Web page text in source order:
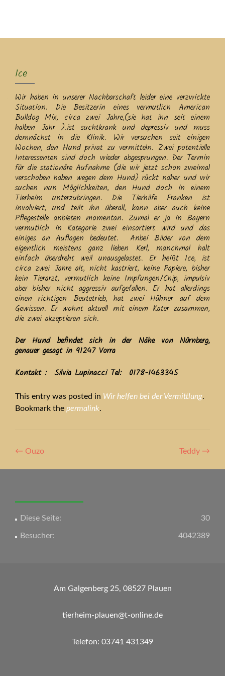
Ice
Wir haben in unserer Nachbarschaft leider eine verzwickte
Situation. Die Besitzerin eines vermutlich American
Bulldog Mix, circa zwei Jahre,(sie hat ihn seit einem
halben Jahr ).ist suchtkrank und depressiv und muss
demnächst in die Klinik. Wir versuchen seit einigen
Wochen, den Hund privat zu vermitteln. Zwei potentielle
Interessenten sind doch wieder abgesprungen. Der Termin
für die stationäre Aufnahme (die wir jetzt schon zweimal
verschoben haben wegen dem Hund) rückt näher und wir
suchen nun Möglichkeiten, den Hund doch in einem
Tierheim unterzubringen. Die Tierhilfe Franken ist
involviert, und teilt ihn überall, kann aber auch keine
Pflegestelle anbieten momentan. Zumal er ja in Bayern
vermutlich in Kategorie zwei einsortiert wird und das
einiges an Auflagen bedeutet. Anbei Bilder von dem
eigentlich meistens ganz lieben Kerl, manchmal halt
einfach überdreht weil unausgelastet. Er heißt Ice, ist
circa zwei Jahre alt, nicht kastriert, keine Papiere, bisher
kein Tierarzt, vermutlich keine Impfungen/Chip, impulsiv
aber bisher nicht aggressiv aufgefallen. Er hat allerdings
einen richtigen Beutetrieb, hat zwei Hühner auf dem
Gewissen. Er wohnt aktuell mit einem Kater zusammen,
die zwei akzeptieren sich.
Der Hund befindet sich in der Nähe von Nürnberg,
genauer gesagt in 91247 Vorra
Kontakt : Silvia Lupinacci Tel: 0178-1463345
This entry was posted in Wir helfen bei der Vermittlung.
Bookmark the permalink.
Artikel-
Navigation
← Ouzo Teddy →
30
Diese Seite:
4042389
Besucher:
Am Galgenberg 25, 08527 Plauen
tierheim-plauen@t-online.de
Telefon: 03741 431349